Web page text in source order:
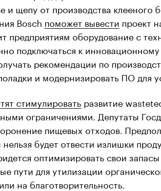
и щепу от производства клееного
Bosch поможет вывести проект
предприятиям оборудование с
подключаться к
рекомендации по
и модернизировать ПО для
стимулировать развитие
ограничениями. Депутаты
пищевых отходов.
будет отвести излишки
оптимизировать свои
пути для утилизации
на благотворительность.